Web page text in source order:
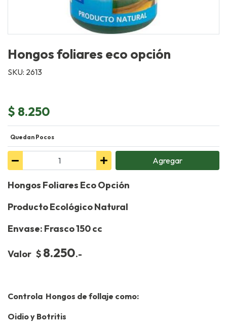
Hongos foliares eco opción
SKU: 2613
$ 8.250
Quedan Pocos
Agregar
Hongos Foliares Eco Opción
Producto Ecológico Natural
Envase: Frasco 150 cc
Valor $ 8.250.-
Controla Hongos de follaje como:
Oidio y Botritis